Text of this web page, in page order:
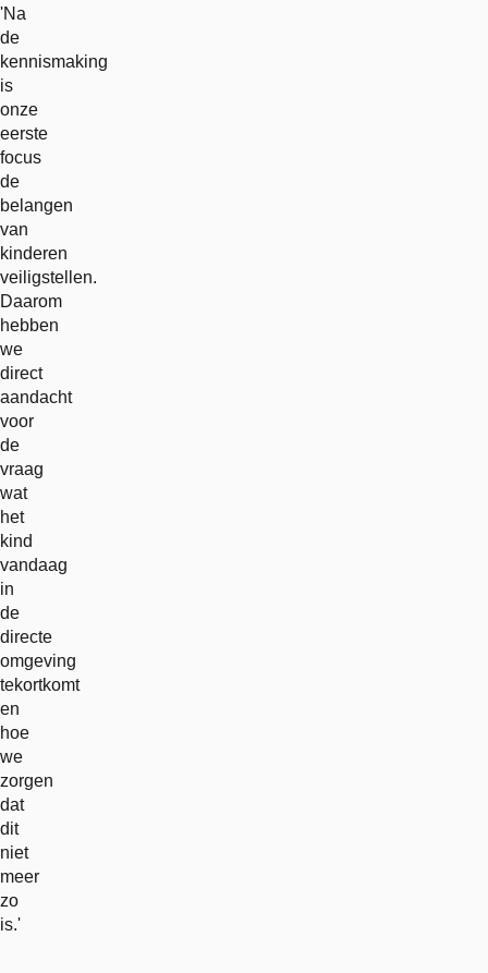
'Na
de
kennismaking
is
onze
eerste
focus
de
belangen
van
kinderen
veiligstellen.
Daarom
hebben
we
direct
aandacht
voor
de
vraag
wat
het
kind
vandaag
in
de
directe
omgeving
tekortkomt
en
hoe
we
zorgen
dat
dit
niet
meer
zo
is.'